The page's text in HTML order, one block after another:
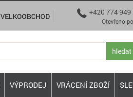
VÝPRODEJ VRÁCENÍ ZBOŽÍ
hledat
VELKOOBCHOD  +420 774 949
Otevřeno po - pá